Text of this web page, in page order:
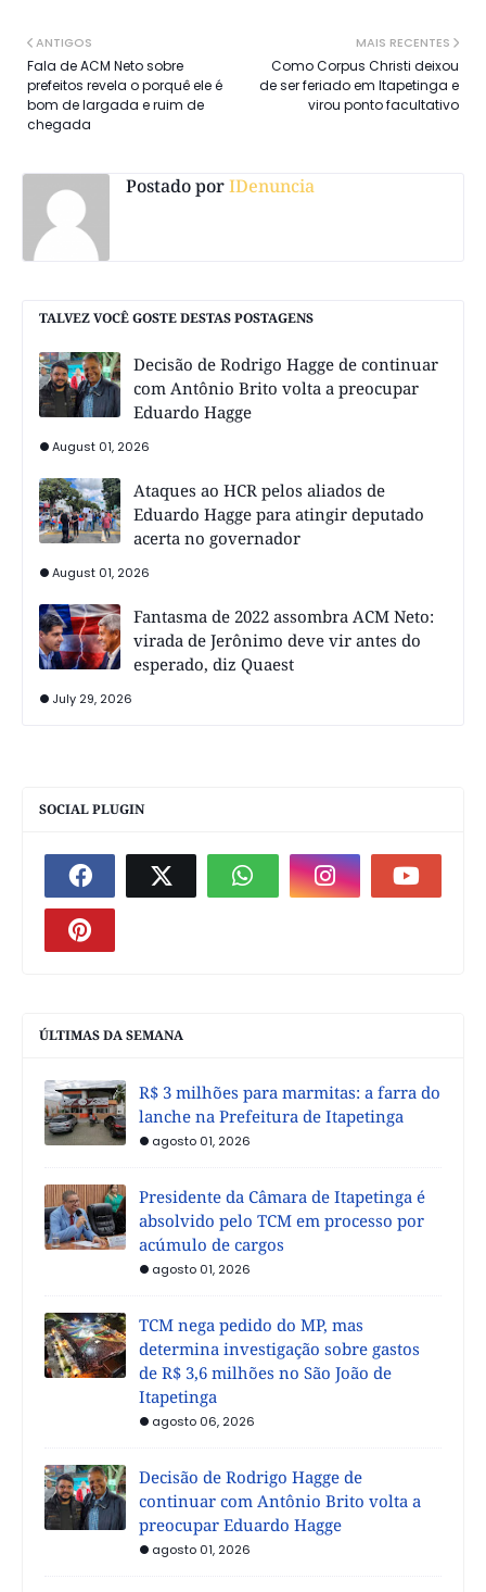
MAIS RECENTES
Como Corpus Christi deixou
de ser feriado em Itapetinga e
virou ponto facultativo
ANTIGOS
Fala de ACM Neto sobre
prefeitos revela o porquê ele é
bom de largada e ruim de
chegada
Postado porIDenuncia
TALVEZ VOCÊ GOSTE DESTAS POSTAGENS
Decisão de Rodrigo Hagge de continuar
com Antônio Brito volta a preocupar
Eduardo Hagge
August 01, 2026
Ataques ao HCR pelos aliados de
Eduardo Hagge para atingir deputado
acerta no governador
August 01, 2026
Fantasma de 2022 assombra ACM Neto:
virada de Jerônimo deve vir antes do
esperado, diz Quaest
July 29, 2026
SOCIAL PLUGIN
ÚLTIMAS DA SEMANA
R$ 3 milhões para marmitas: a farra do
lanche na Prefeitura de Itapetinga
agosto 01, 2026
Presidente da Câmara de Itapetinga é
absolvido pelo TCM em processo por
acúmulo de cargos
agosto 01, 2026
TCM nega pedido do MP, mas
determina investigação sobre gastos
de R$ 3,6 milhões no São João de
Itapetinga
agosto 06, 2026
Decisão de Rodrigo Hagge de
continuar com Antônio Brito volta a
preocupar Eduardo Hagge
agosto 01, 2026